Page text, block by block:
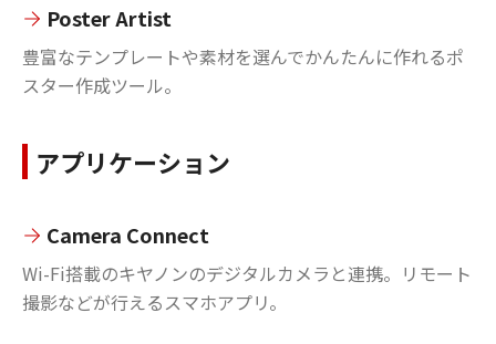
Poster Artist
豊富なテンプレートや素材を選んでかんたんに作れるポ
スター作成ツール。
アプリケーション
Camera Connect
Wi-Fi搭載のキヤノンのデジタルカメラと連携。リモート
撮影などが行えるスマホアプリ。